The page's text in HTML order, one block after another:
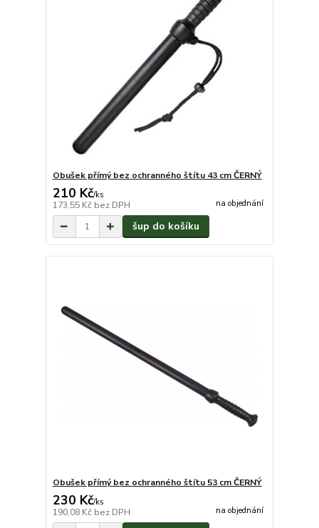
Obušek přímý bez ochranného štítu 43 cm ČERNÝ
210 Kč/ks
173,55 Kč bez DPH na objednání
šup do košíku
Obušek přímý bez ochranného štítu 53 cm ČERNÝ
230 Kč/ks
190,08 Kč bez DPH na objednání